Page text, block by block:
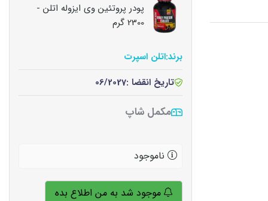
پودر پروتئین وی ایزوله اتلن -
2300 گرم
برند:اتلن اسپرت
تاریخ انقضا :06/2027
مکمل شاپ
ناموجود
موجود شد به من اطلاع بده